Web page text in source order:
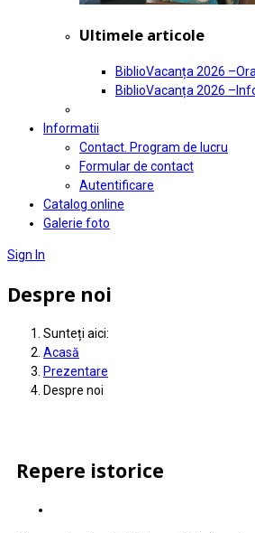
Ultimele articole
BiblioVacanța 2026
BiblioVacanța 2026
Informatii
Contact. Program de lucru
Formular de contact
Autentificare
Catalog online
Galerie foto
Sign In
Despre noi
Sunteți aici:
Acasă
Prezentare
Despre noi
Repere istorice